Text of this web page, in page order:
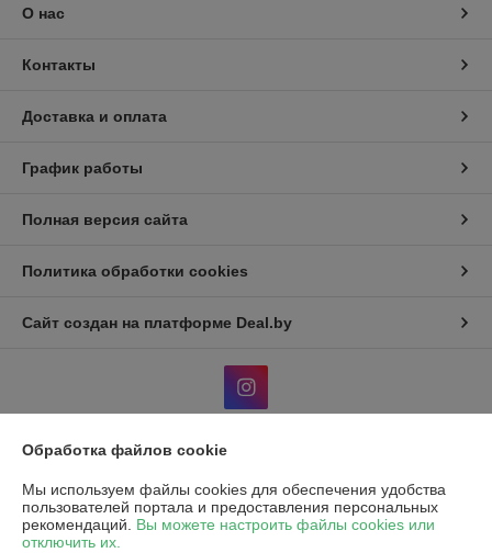
О нас
Контакты
Доставка и оплата
График работы
Полная версия сайта
Политика обработки cookies
Сайт создан на платформе Deal.by
Юридическое лицо:Общество с ограниченной ответственностью "Эко
Чойс"
РБ, 220037, г. Минск, ул. Фроликова, 8
Обработка файлов cookie
Мы используем файлы cookies для обеспечения удобства
пользователей портала и предоставления персональных
рекомендаций. Вы можете настроить файлы cookies или
отключить их.